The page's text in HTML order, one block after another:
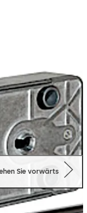
vorgerichtet sind.
nur ein Lochbild
Sie vorwärts